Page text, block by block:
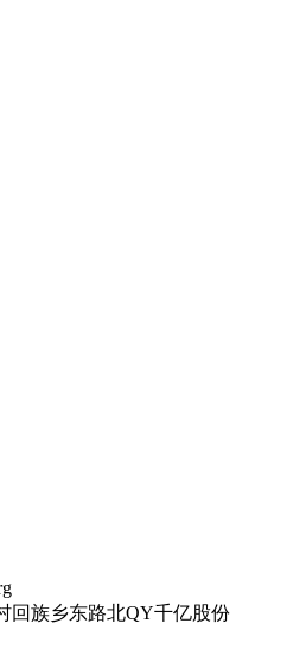
回族乡东路北QY千亿股份